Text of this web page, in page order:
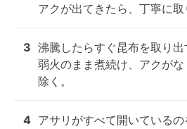
アクが出てきたら、丁寧に取
3 沸騰したらすぐ昆布を取り出
弱火のまま煮続け、アクが
除く。
4 アサリがすべて開いている